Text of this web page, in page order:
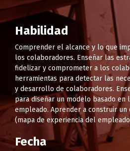
Habilidad
Comprender el alcance y lo que
los colaboradores. Enseñar las
fidelizar y comprometer a los
herramientas para detectar las
y desarrollo de colaboradores.
para diseñar un modelo basado en
empleado. Aprender a construir un
(mapa de experiencia del
Fecha